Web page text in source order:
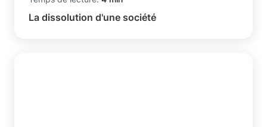
La dissolution d'une société